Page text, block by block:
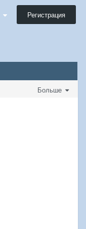
Регистрация
Больше